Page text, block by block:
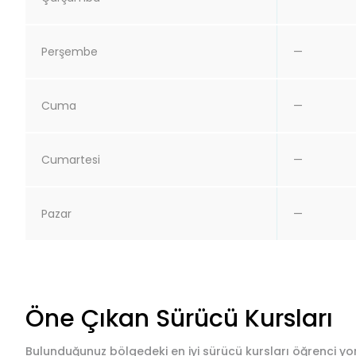
Perşembe —
Cuma —
Cumartesi —
Pazar —
Öne Çıkan Sürücü Kursları
Bulunduğunuz bölgedeki en iyi sürücü kursları öğrenci